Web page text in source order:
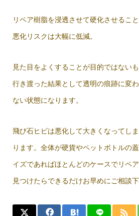
リペア樹脂を浸透させて硬化させるこ
悪化リスクは大幅に低減。
見た目をよくすることが目的ではない
行き渡った結果として透明の痕跡に変
ない状態になります。
飛び石ヒビは悪化して大きくなってし
ります。全体が硬貨やペットボトルの
イズであればほとんどのケースでリペ
見つけたらできるだけお早めにご相談